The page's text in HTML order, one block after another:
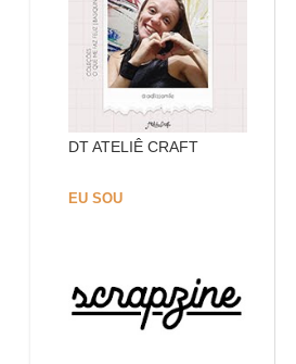
DT ATELIÊ CRAFT
EU SOU